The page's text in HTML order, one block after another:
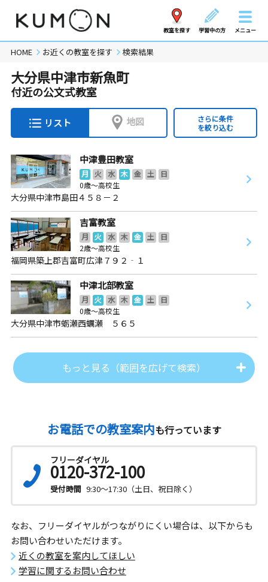
教室を探す 学習中の方 メニュー
HOME お近くの教室を探す 検索結果
大分県中津市新魚町
付近の公文式教室
リスト 地図
さらに条件
を絞り込む
中津豊田教室
月 火 水 木 金 土
日
0歳～高校生
大分県中津市島田４５８－２
吉富教室
月 火 水 木 金 土
日
2歳～高校生
福岡県築上郡吉富町広津７９２‐１
中津北部教室
月 火 水 木 金 土
日
0歳～高校生
大分県中津市蛎瀬西蠣瀬 ５６５
もっと見る（範囲を広げて検索）
お電話での教室案内も行っています
フリーダイヤル
0120-372-100
受付時間 9:30～17:30（土日、祝日除く）
なお、フリーダイヤルがつながりにくい場合は、以下からも
お問い合わせいただけます。
近くの教室を案内してほしい
学習に関するお問い合わせ